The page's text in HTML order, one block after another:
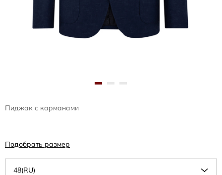
Пиджак с карманами
48(RU)
Подобрать размер